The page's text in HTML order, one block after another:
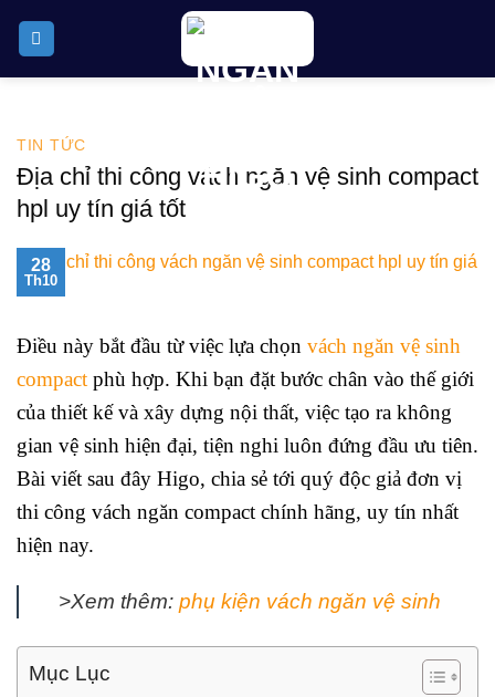
TIN TỨC
Địa chỉ thi công vách ngăn vệ sinh compact
hpl uy tín giá tốt
28
Th10
Điều này bắt đầu từ việc lựa chọn vách ngăn vệ sinh
compact phù hợp. Khi bạn đặt bước chân vào thế giới
của thiết kế và xây dựng nội thất, việc tạo ra không
gian vệ sinh hiện đại, tiện nghi luôn đứng đầu ưu tiên.
Bài viết sau đây Higo, chia sẻ tới quý độc giả đơn vị
thi công vách ngăn compact chính hãng, uy tín nhất
hiện nay.
>Xem thêm: phụ kiện vách ngăn vệ sinh
Mục Lục